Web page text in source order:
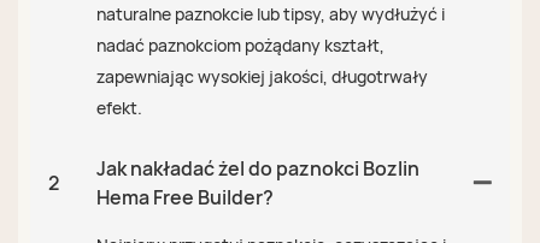
naturalne paznokcie lub tipsy, aby wydłużyć i
nadać paznokciom pożądany kształt,
zapewniając wysokiej jakości, długotrwały
efekt.
2
Jak nakładać żel do paznokci Bozlin
Hema Free Builder?